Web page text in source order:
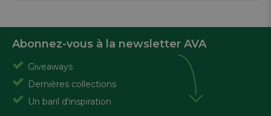
Abonnez-vous à la newsletter AVA
Giveaways
Dernières collections
Un baril d'inspiration